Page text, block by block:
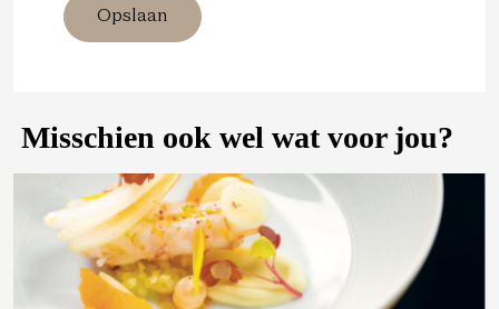
Opslaan
Misschien ook wel wat voor jou?